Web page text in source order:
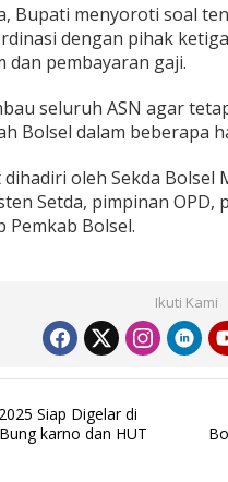
Bupati menyoroti soal
dengan pihak
dan pembayaran gaji.
seluruh ASN agar
Bolsel dalam beberapa
oleh Sekda Bolsel
Setda, pimpinan OPD,
Pemkab Bolsel.
Ikuti Kami
Siap Digelar di
karno dan HUT